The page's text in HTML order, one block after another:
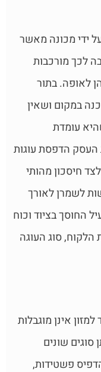
ידי מכונה מאשר
לכך מורכבות
לאופה. בתור
במקום ושאין
עומדת
העסק הדפסת עוגות
חיסכון מהותי
לשמרן לאורך
החוסך בציוד וכוח
סוג העוגה
אינן מוגבלות
סוגים שונים
פשטידות,